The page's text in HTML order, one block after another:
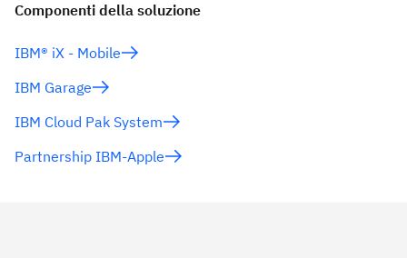
Componenti della soluzione
IBM® iX - Mobile
IBM Garage
IBM Cloud Pak System
Partnership IBM-Apple